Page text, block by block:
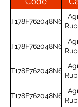
AT178F762048N61
AT178F762048N61
AT178F762048N61
AT178F762048N61